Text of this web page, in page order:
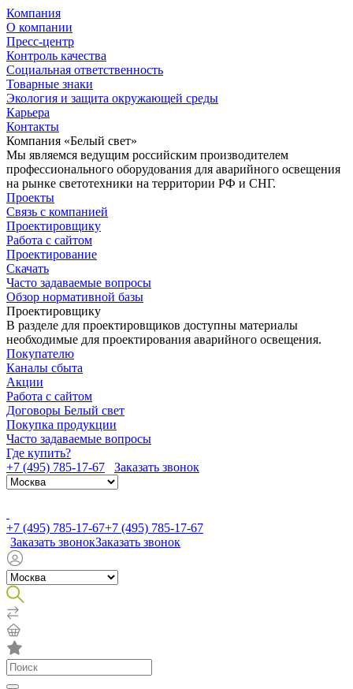
Компания
О компании
Пресс-центр
Контроль качества
Социальная ответственность
Товарные знаки
Экология и защита окружающей среды
Карьера
Контакты
Компания «Белый свет»
Мы являемся ведущим российским производителем
профессионального оборудования для аварийного освещения
на рынке светотехники на территории РФ и СНГ.
Проекты
Связь с компанией
Проектировщику
Работа с сайтом
Проектирование
Скачать
Часто задаваемые вопросы
Обзор нормативной базы
Проектировщику
В разделе для проектировщиков доступны материалы
необходимые для проектирования аварийного освещения.
Покупателю
Каналы сбыта
Акции
Работа с сайтом
Договоры Белый свет
Покупка продукции
Часто задаваемые вопросы
Где купить?
+7 (495) 785-17-67
Заказать звонок
+7 (495) 785-17-67+7 (495) 785-17-67
Заказать звонокЗаказать звонок